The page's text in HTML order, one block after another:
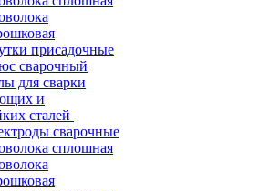
присадочные
сварочный
для сварки
и
сталей
сварочные
сплошная